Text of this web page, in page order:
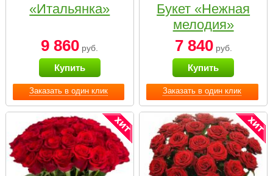
Заказать в один клик
«Итальянка»
9 860 руб.
Купить
Заказать в один клик
Букет «Нежная
мелодия»
7 840руб.
Купить